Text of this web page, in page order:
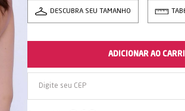
DESCUBRA SEU TAMANHO
ADICIONAR AO